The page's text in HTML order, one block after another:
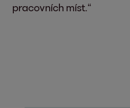
pracovních míst.“